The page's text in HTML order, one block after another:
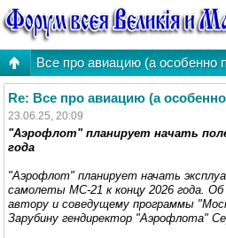
Все про авиацию (а особенно
Re: Все про авиацию (а
23.06.25, 20:09
"Аэрофлот" планирует начать
года
"Аэрофлот" планирует начать
самолеты МС-21 к концу 2026 года.
автору и соведущему программы
Зарубину гендиректор "Аэрофлота"